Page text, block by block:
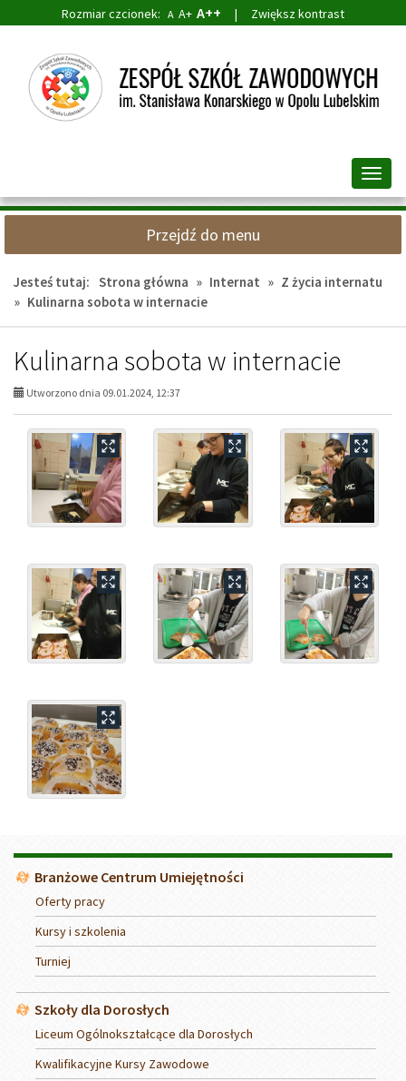
głównej
treści
wyszukiwarki
Rozmiar czcionek: A A+ A++ | Zwiększ kontrast
Przejdź do menu
Jesteś tutaj: Strona główna » Internat » Z życia internatu
» Kulinarna sobota w internacie
Kulinarna sobota w internacie
Utworzono dnia 09.01.2024, 12:37
MenuBranżowe Centrum Umiejętności
Oferty pracy
Kursy i szkolenia
Turniej
Szkoły dla Dorosłych
Liceum Ogólnokształcące dla Dorosłych
Kwalifikacyjne Kursy Zawodowe